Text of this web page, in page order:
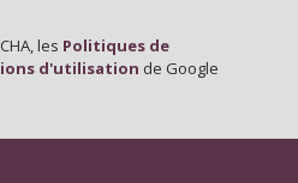
les Politiques de
d'utilisation de Google